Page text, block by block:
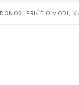
DONOSI PRIČE O MODI,